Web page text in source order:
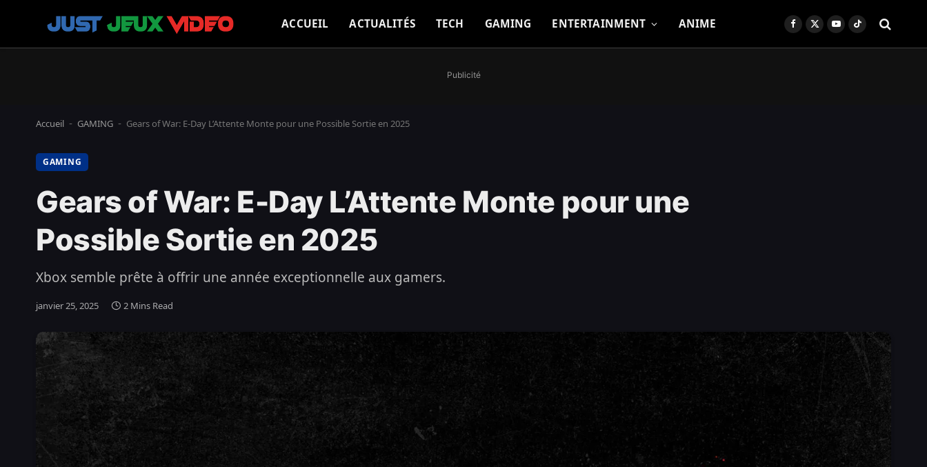
ACCUEIL ACTUALITÉS TECH GAMING ENTERTAINMENT ANIME Facebook
X
YouTubeTikTok
Publicité
Accueil - GAMING - Gears of War: E-Day L’Attente Monte pour une Possible Sortie en 2025
GAMING
Gears of War: E-Day L’Attente Monte pour une
Possible Sortie en 2025
Xbox semble prête à offrir une année exceptionnelle aux gamers.
janvier 25, 2025 2 Mins Read